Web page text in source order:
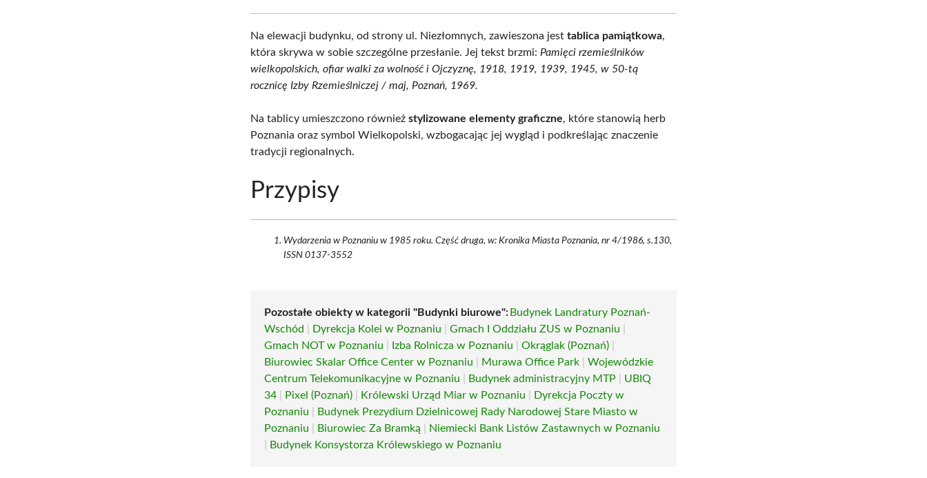
Na elewacji budynku, od strony ul. Niezłomnych, zawieszona jesttablica pamiątkowa,
która skrywa w sobie szczególne przesłanie. Jej tekst brzmi: Pamięci rzemieślników
wielkopolskich, ofiar walki za wolność i Ojczyznę, 1918, 1919, 1939, 1945, w 50-tą
rocznicę Izby Rzemieślniczej / maj, Poznań, 1969.
Na tablicy umieszczono równieżstylizowane elementy graficzne, które stanowią herb
Poznania oraz symbol Wielkopolski, wzbogacając jej wygląd i podkreślając znaczenie
tradycji regionalnych.
Przypisy
Wydarzenia w Poznaniu w 1985 roku. Część druga, w: Kronika Miasta Poznania, nr 4/1986, s.130,
ISSN 0137-3552
Pozostałe obiekty w kategorii "Budynki biurowe":Budynek Landratury Poznań-
Wschód
Dyrekcja Kolei w Poznaniu |Gmach I Oddziału ZUS w Poznaniu
Gmach NOT w Poznaniu
Izba Rolnicza w Poznaniu |Okrąglak (Poznań)
Biurowiec Skalar Office Center w Poznaniu
Murawa Office Park |Wojewódzkie
Centrum Telekomunikacyjne w Poznaniu
Budynek administracyjny MTP
UBIQ
34
Pixel (Poznań) Królewski Urząd Miar w Poznaniu
Dyrekcja Poczty w
Poznaniu
Budynek Prezydium Dzielnicowej Rady Narodowej Stare Miasto w
Poznaniu
Biurowiec Za Bramką
Niemiecki Bank Listów Zastawnych w Poznaniu
Budynek Konsystorza Królewskiego w Poznaniu